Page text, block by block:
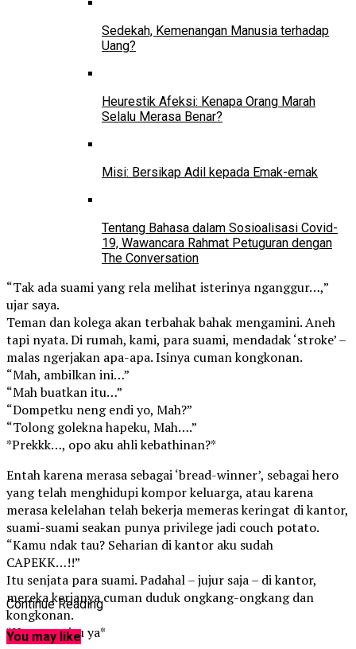
Sedekah, Kemenangan Manusia terhadap
Uang?
Heurestik Afeksi: Kenapa Orang Marah
Selalu Merasa Benar?
Misi: Bersikap Adil kepada Emak-emak
Tentang Bahasa dalam Sosioalisasi Covid-
19, Wawancara Rahmat Petuguran dengan
The Conversation
“Tak ada suami yang rela melihat isterinya nganggur…,”
ujar saya.
Teman dan kolega akan terbahak bahak mengamini. Aneh
tapi nyata. Di rumah, kami, para suami, mendadak ‘stroke’ –
malas ngerjakan apa-apa. Isinya cuman kongkonan.
“Mah, ambilkan ini…”
“Mah buatkan itu…”
“Dompetku neng endi yo, Mah?”
“Tolong golekna hapeku, Mah….”
*Prekkk…, opo aku ahli kebathinan?*
Entah karena merasa sebagai ‘bread-winner’, sebagai hero
yang telah menghidupi kompor keluarga, atau karena
merasa kelelahan telah bekerja memeras keringat di kantor,
suami-suami seakan punya privilege jadi couch potato.
“Kamu ndak tau? Seharian di kantor aku sudah
CAPEKK…!!”
Itu senjata para suami. Padahal – jujur saja – di kantor,
mereka kerjanya cuman duduk ongkang-ongkang dan
kongkonan.
*Hmm…, gitu ya*
Continue Reading
You may like